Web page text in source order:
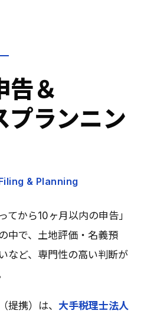
告＆
プランニン
& Planning
てから10ヶ月以内の申告」
中で、土地評価・名義預
など、専門性の高い判断が
提携）は、 大手税理士法人